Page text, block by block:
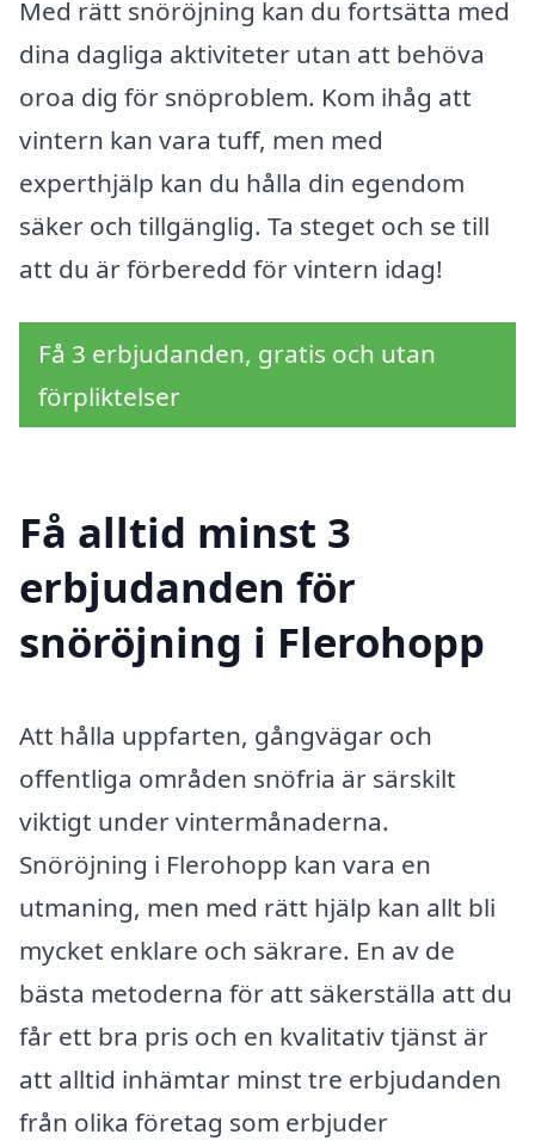
Med rätt snöröjning kan du fortsätta med
dina dagliga aktiviteter utan att behöva
oroa dig för snöproblem. Kom ihåg att
vintern kan vara tuff, men med
experthjälp kan du hålla din egendom
säker och tillgänglig. Ta steget och se till
att du är förberedd för vintern idag!
Få 3 erbjudanden, gratis och utan
förpliktelser
Få alltid minst 3
erbjudanden för
snöröjning i Flerohopp
Att hålla uppfarten, gångvägar och
offentliga områden snöfria är särskilt
viktigt under vintermånaderna.
Snöröjning i Flerohopp kan vara en
utmaning, men med rätt hjälp kan allt bli
mycket enklare och säkrare. En av de
bästa metoderna för att säkerställa att du
får ett bra pris och en kvalitativ tjänst är
att alltid inhämtar minst tre erbjudanden
från olika företag som erbjuder